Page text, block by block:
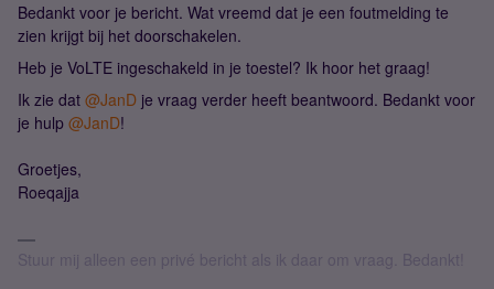
Bedankt voor je bericht. Wat vreemd dat je een foutmelding te
zien krijgt bij het doorschakelen.
Heb je VoLTE ingeschakeld in je toestel? Ik hoor het graag!
Ik zie dat @JanD je vraag verder heeft beantwoord. Bedankt voor
je hulp @JanD!
Groetjes,
Roeqajja
Stuur mij alleen een privé bericht als ik daar om vraag. Bedankt!